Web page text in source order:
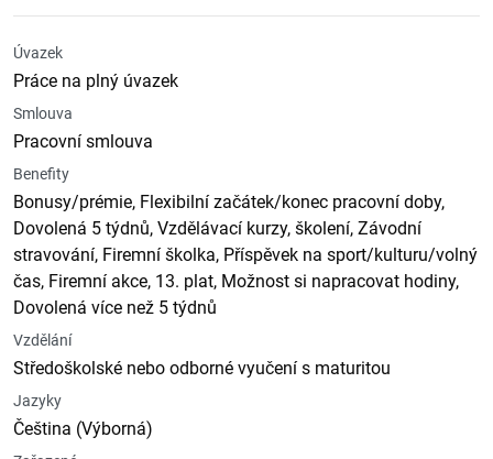
Úvazek
Práce na plný úvazek
Smlouva
Pracovní smlouva
Benefity
Bonusy/prémie, Flexibilní začátek/konec pracovní doby,
Dovolená 5 týdnů, Vzdělávací kurzy, školení, Závodní
stravování, Firemní školka, Příspěvek na sport/kulturu/volný
čas, Firemní akce, 13. plat, Možnost si napracovat hodiny,
Dovolená více než 5 týdnů
Vzdělání
Středoškolské nebo odborné vyučení s maturitou
Jazyky
Čeština (Výborná)